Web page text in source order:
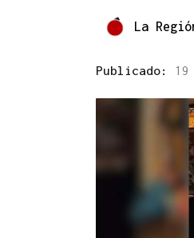
La
Publicado: